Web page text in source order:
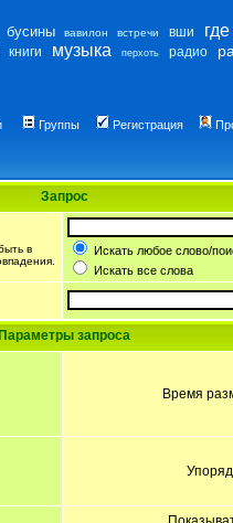
бусины вавилон встречи вши
книги музыка перхоть радио
Группы Регистрация
Запрос
в
Искать любое слово/
Искать все слова
Параметры запроса
Время